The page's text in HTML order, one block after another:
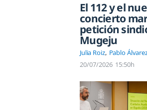
El 112 y el
concierto
petición
Mugeju
Julia Roiz Pablo
20/07/2026 15:50h